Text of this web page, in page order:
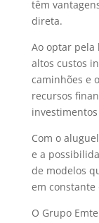
têm
direta.
Ao optar pela
altos custos
caminhões e
recursos
Com o
e a
de modelos
em constante
O Grupo